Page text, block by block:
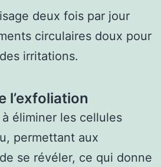
deux fois par jour
circulaires doux pour
irritations.
l’exfoliation
à éliminer les cellules
permettant aux
se révéler, ce qui donne